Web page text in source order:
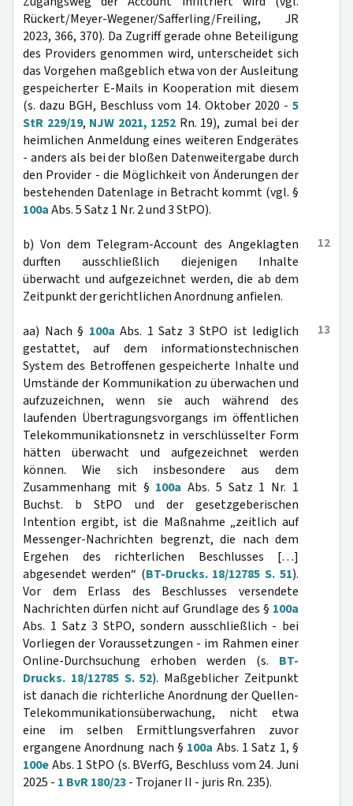
Rückert/Meyer-Wegener/Safferling/Freiling, JR
2023, 366, 370). Da Zugriff gerade ohne Beteiligung
des Providers genommen wird, unterscheidet sich
das Vorgehen maßgeblich etwa von der Ausleitung
gespeicherter E-Mails in Kooperation mit diesem
(s. dazu BGH, Beschluss vom 14. Oktober 2020 - 5
StR 229/19, NJW 2021, 1252 Rn. 19), zumal bei der
heimlichen Anmeldung eines weiteren Endgerätes
- anders als bei der bloßen Datenweitergabe durch
den Provider - die Möglichkeit von Änderungen der
bestehenden Datenlage in Betracht kommt (vgl. §
100aAbs. 5 Satz 1 Nr. 2 und 3 StPO).
12
b) Von dem Telegram-Account des Angeklagten
durften ausschließlich diejenigen Inhalte
überwacht und aufgezeichnet werden, die ab dem
Zeitpunkt der gerichtlichen Anordnung anfielen.
13
aa) Nach § 100a Abs. 1 Satz 3 StPO ist lediglich
gestattet, auf dem informationstechnischen
System des Betroffenen gespeicherte Inhalte und
Umstände der Kommunikation zu überwachen und
aufzuzeichnen, wenn sie auch während des
laufenden Übertragungsvorgangs im öffentlichen
Telekommunikationsnetz in verschlüsselter Form
hätten überwacht und aufgezeichnet werden
können. Wie sich insbesondere aus dem
Zusammenhang mit § 100a Abs. 5 Satz 1 Nr. 1
Buchst. b StPO und der gesetzgeberischen
Intention ergibt, ist die Maßnahme „zeitlich auf
Messenger-Nachrichten begrenzt, die nach dem
Ergehen des richterlichen Beschlusses […]
abgesendet werden“ (BT-Drucks. 18/12785 S. 51).
Vor dem Erlass des Beschlusses versendete
Nachrichten dürfen nicht auf Grundlage des § 100a
Abs. 1 Satz 3 StPO, sondern ausschließlich - bei
Vorliegen der Voraussetzungen - im Rahmen einer
Online-Durchsuchung erhoben werden (s. BT-
Drucks. 18/12785 S. 52). Maßgeblicher Zeitpunkt
ist danach die richterliche Anordnung der Quellen-
Telekommunikationsüberwachung, nicht etwa
eine im selben Ermittlungsverfahren zuvor
ergangene Anordnung nach § 100a Abs. 1 Satz 1, §
100eAbs. 1 StPO (s. BVerfG, Beschluss vom 24. Juni
2025 - 1 BvR 180/23- Trojaner II - juris Rn. 235).